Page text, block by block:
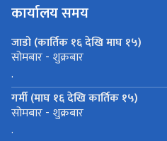
कार्यालय समय
जाडो (कार्तिक १६ देखि माघ १५)
सोमबार - शुक्रबार
.
गर्मी (माघ १६ देखि कार्तिक १५)
सोमबार - शुक्रबार
.